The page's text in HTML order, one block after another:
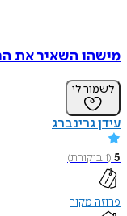
מישהו השאיר את
לשמור לי
עידן גרינברג
5
(
1ביקורת)
פרוזה מקור